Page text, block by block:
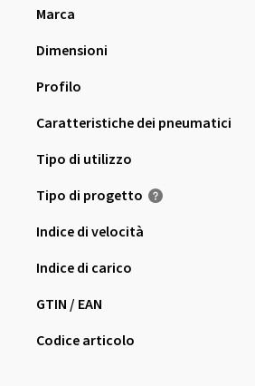
Marca
Dimensioni
Profilo
Caratteristiche dei pneumatici
Tipo di utilizzo
Tipo di progetto
Indice di velocità
Indice di carico
GTIN / EAN
Codice articolo